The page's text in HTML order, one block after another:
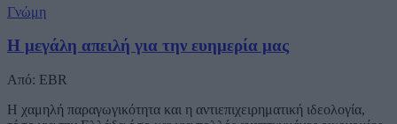
Γνώμη
Η μεγάλη απειλή για την ευημερία μας
Από: EBR
Η χαμηλή παραγωγικότητα και η αντιεπιχειρηματική ιδεολογία,